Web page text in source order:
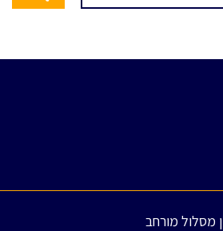
מסלול מורחב